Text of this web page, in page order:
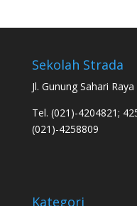
Sekolah Strada
Jl. Gunung Sahari
Tel. (021)-4204821;
(021)-4258809
Kategori